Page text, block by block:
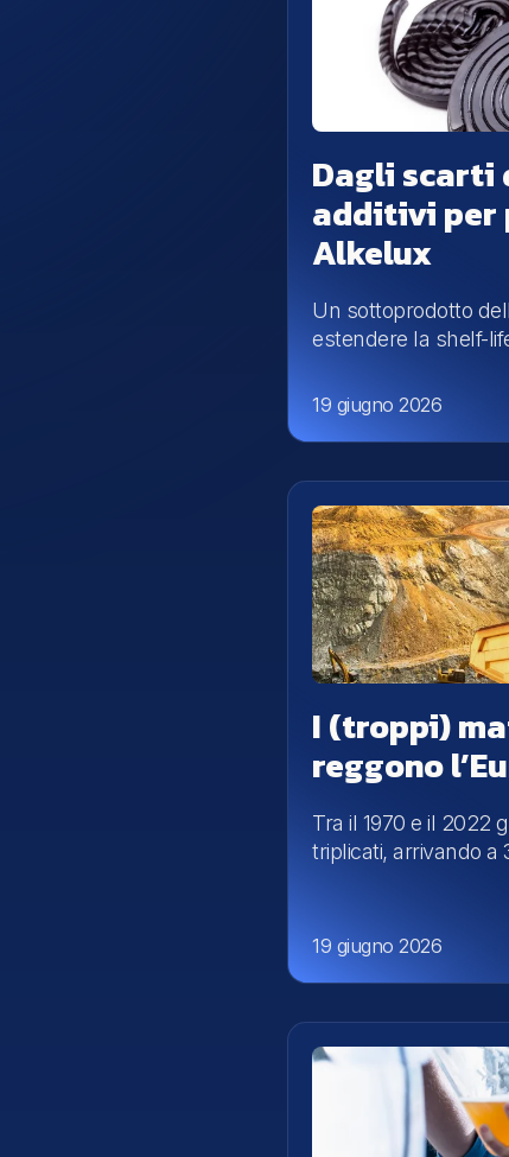
Dagli
additivi per
Alkelux
Un sottoprodotto
estendere la shelf-
19 giugno 2026
I (troppi)
reggono
Tra il 1970 e il 2022
triplicati, arrivando a
19 giugno 2026